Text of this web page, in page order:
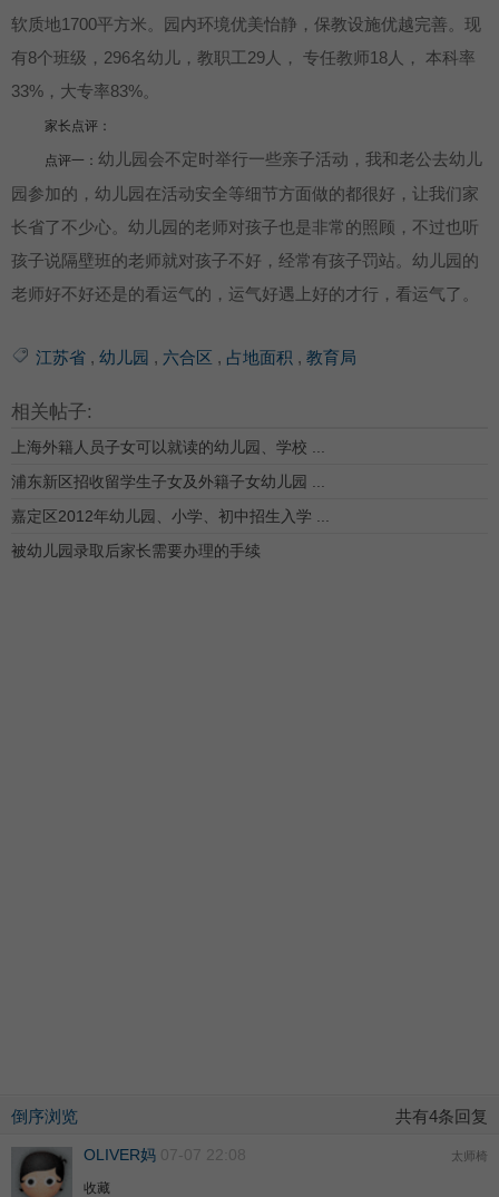
软质地1700平方米。园内环境优美怡静，保教设施优越完善。现
有8个班级，296名幼儿，教职工29人， 专任教师18人， 本科率
33%，大专率83%。
家长点评：
点评一： 幼儿园会不定时举行一些亲子活动，我和老公去幼儿
园参加的，幼儿园在活动安全等细节方面做的都很好，让我们家
长省了不少心。幼儿园的老师对孩子也是非常的照顾，不过也听
孩子说隔壁班的老师就对孩子不好，经常有孩子罚站。幼儿园的
老师好不好还是的看运气的，运气好遇上好的才行，看运气了。
江苏省 , 幼儿园 , 六合区 , 占地面积 , 教育局
相关帖子:
上海外籍人员子女可以就读的幼儿园、学校 ...
浦东新区招收留学生子女及外籍子女幼儿园 ...
嘉定区2012年幼儿园、小学、初中招生入学 ...
被幼儿园录取后家长需要办理的手续
倒序浏览 共有4条回复
OLIVER妈 07-07 22:08 太师椅
收藏